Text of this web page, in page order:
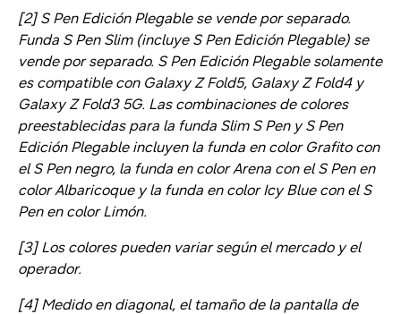
[2] S Pen Edición Plegable se vende por separado.
Funda S Pen Slim (incluye S Pen Edición Plegable) se
vende por separado. S Pen Edición Plegable solamente
es compatible con Galaxy Z Fold5, Galaxy Z Fold4 y
Galaxy Z Fold3 5G. Las combinaciones de colores
preestablecidas para la funda Slim S Pen y S Pen
Edición Plegable incluyen la funda en color Grafito con
el S Pen negro, la funda en color Arena con el S Pen en
color Albaricoque y la funda en color Icy Blue con el S
Pen en color Limón.
[3] Los colores pueden variar según el mercado y el
operador.
[4] Medido en diagonal, el tamaño de la pantalla de